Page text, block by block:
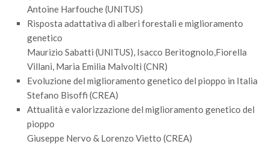
Comunicati
Congressi
Convegni
Corsi di Aggiornamento
Corsi di Specializzazione
Giornate di Studio
Opportunità di Lavoro
Antoine Harfouche (UNITUS)
Risposta adattativa di alberi forestali e miglioramento
genetico
Maurizio Sabatti (UNITUS), Isacco Beritognolo,Fiorella
Villani, Maria Emilia Malvolti (CNR)
Evoluzione del miglioramento genetico del pioppo in Italia
Stefano Bisoffi (CREA)
Attualità e valorizzazione del miglioramento genetico del
pioppo
Giuseppe Nervo & Lorenzo Vietto (CREA)